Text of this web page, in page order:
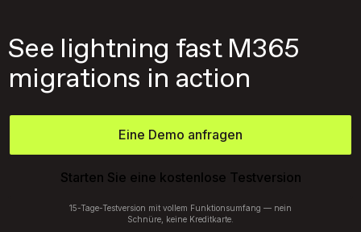
See lightning fast M365
migrations in action
Eine Demo anfragen
Starten Sie eine kostenlose Testversion
15-Tage-Testversion mit vollem Funktionsumfang — nein
Schnüre, keine Kreditkarte.